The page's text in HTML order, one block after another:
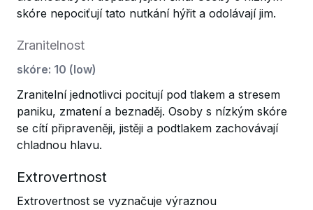
skóre nepociťují tato nutkání hýřit a odolávají jim.
Zranitelnost
skóre: 10 (low)
Zranitelní jednotlivci pocitují pod tlakem a stresem
paniku, zmatení a beznaděj. Osoby s nízkým skóre
se cítí připraveněji, jistěji a podtlakem zachovávají
chladnou hlavu.
Extrovertnost
Extrovertnost se vyznačuje výraznou